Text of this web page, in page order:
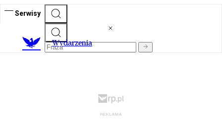
Serwisy
Wydarzenia